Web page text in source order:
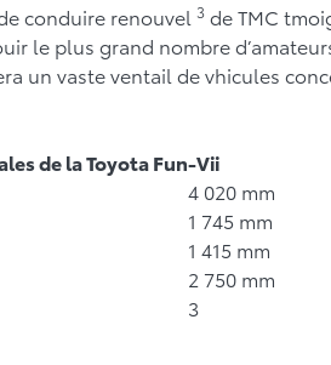
conduire renouvel 3 de TMC
le plus grand nombre
un vaste ventail de vhicules
de la Toyota Fun-Vii
4 020 mm
1 745 mm
1 415 mm
2 750 mm
3